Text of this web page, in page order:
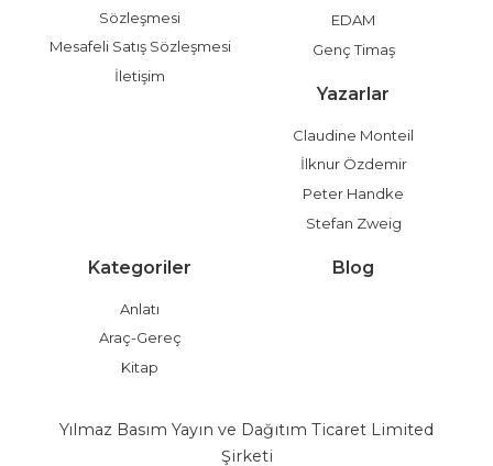
Sözleşmesi
Mesafeli Satış Sözleşmesi
İletişim
EDAM
Genç Timaş
Yazarlar
Claudine Monteil
İlknur Özdemir
Peter Handke
Stefan Zweig
Kategoriler
Anlatı
Araç-Gereç
Kitap
Blog
Yılmaz Basım Yayın ve Dağıtım Ticaret Limited
Şirketi